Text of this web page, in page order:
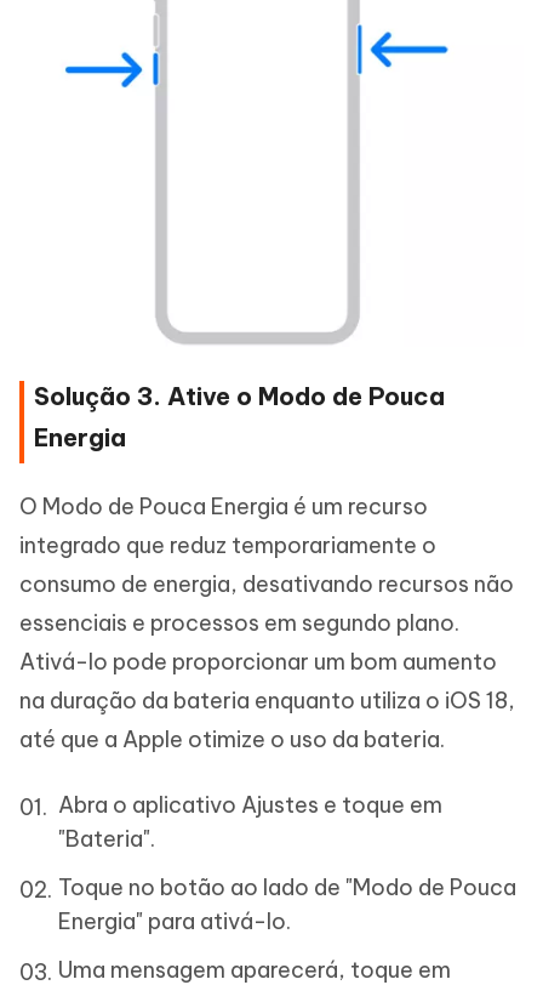
Solução 3. Ative o Modo de Pouca
Energia
O Modo de Pouca Energia é um recurso
integrado que reduz temporariamente o
consumo de energia, desativando recursos não
essenciais e processos em segundo plano.
Ativá-lo pode proporcionar um bom aumento
na duração da bateria enquanto utiliza o iOS 18,
até que a Apple otimize o uso da bateria.
Abra o aplicativo Ajustes e toque em
"Bateria".
Toque no botão ao lado de "Modo de Pouca
Energia" para ativá-lo.
Uma mensagem aparecerá, toque em